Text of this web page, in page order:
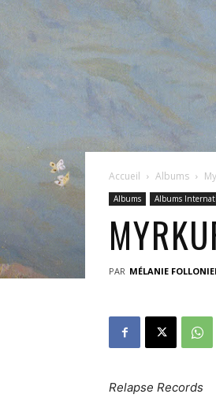
Accueil Albums
Albums Albums
PAR MÉLANIE
Relapse Records